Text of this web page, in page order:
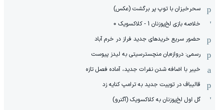
سحرخیزان با توپ پر برگشت (عکس)
خلاصه بازی لخ‌پوزنان 1 - کلاکسویک 0
حضور سریع خریدهای جدید فراز در خرم آباد
رسمی: دروازه‌بان منچسترسیتی به لیدز پیوست
خیبر با اضافه شدن نفرات جدید، آماده فصل تازه
قالیباف در توییت جدید به ترامپ کنایه زد
گل اول لخ‌پوزنان به کلاکسویک (آگنرو)